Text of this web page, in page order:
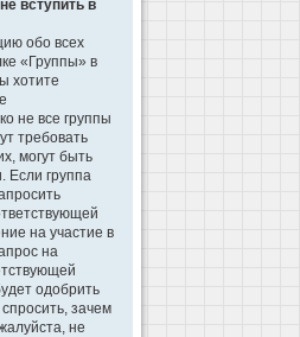
вступить в
обо всех
«Группы» в
хотите
не все группы
требовать
могут быть
Если группа
на участие в
на
одобрить
зачем
не